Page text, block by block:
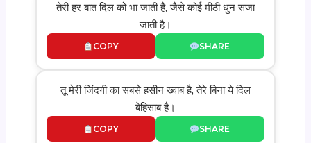
तेरी हर बात दिल को भा जाती है, जैसे कोई मीठी धुन सजा
जाती है।
COPY SHARE
तू मेरी जिंदगी का सबसे हसीन ख्वाब है, तेरे बिना ये दिल
बेहिसाब है।
COPY SHARE